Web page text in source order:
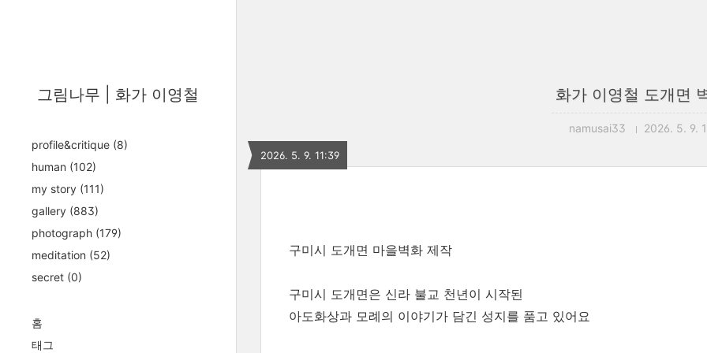
그림나무 | 화가 이영철
profile&critique (8)
human (102)
my story (111)
gallery (883)
photograph (179)
meditation (52)
secret (0)
홈
태그
화가 이영철 도개면
namusai33 2026. 5. 9.
2026. 5. 9. 11:39
구미시 도개면 마을벽화 제작
구미시 도개면은 신라 불교 천년이 시작된
아도화상과 모례의 이야기가 담긴 성지를 품고 있어요